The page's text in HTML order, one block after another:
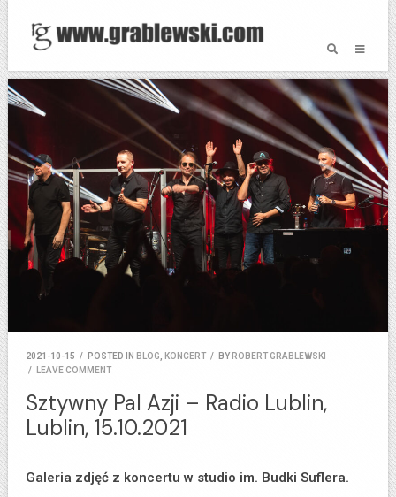
2021-10-15 / POSTED IN BLOG, KONCERT / BY ROBERT GRABLEWSKI
/
LEAVE COMMENT
Sztywny Pal Azji – Radio Lublin,
Lublin, 15.10.2021
Galeria zdjęć z koncertu w studio im. Budki Suflera.